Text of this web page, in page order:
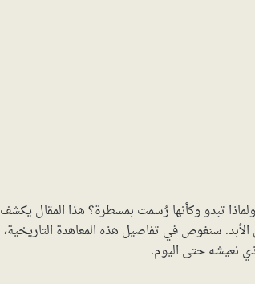
تبدو وكأنها رُسمت بمسطرة؟ هذا المقال يكشف
الأبد. سنغوص في تفاصيل هذه المعاهدة التاريخية،
نعيشه حتى اليوم.